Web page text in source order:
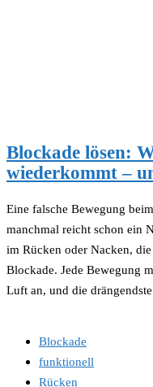
Blockade lösen:
wiederkommt –
Eine falsche Bewegung
manchmal reicht schon ein
im Rücken oder Nacken,
Blockade. Jede Bewegung
Luft an, und die
Blockade
funktionell
Rücken